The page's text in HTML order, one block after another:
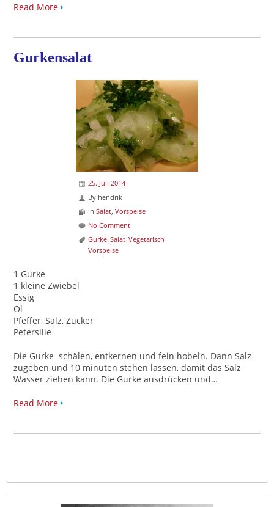
Read More
Gurkensalat
25. Juli 2014
By hendrik
In Salat, Vorspeise
No Comment
Gurke Salat Vegetarisch
Vorspeise
1 Gurke
1 kleine Zwiebel
Essig
Öl
Pfeffer, Salz, Zucker
Petersilie
Die Gurke schälen, entkernen und fein hobeln. Dann Salz
zugeben und 10 minuten stehen lassen, damit das Salz
Wasser ziehen kann. Die Gurke ausdrücken und…
Read More